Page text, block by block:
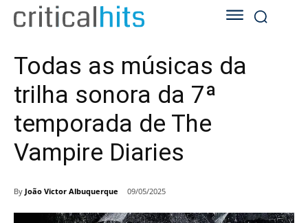
Todas as músicas da
trilha sonora da 7ª
temporada de The
Vampire Diaries
By João Victor Albuquerque 09/05/2025